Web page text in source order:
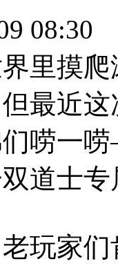
08:30
里摸
最近
们唠一
道士
玩家